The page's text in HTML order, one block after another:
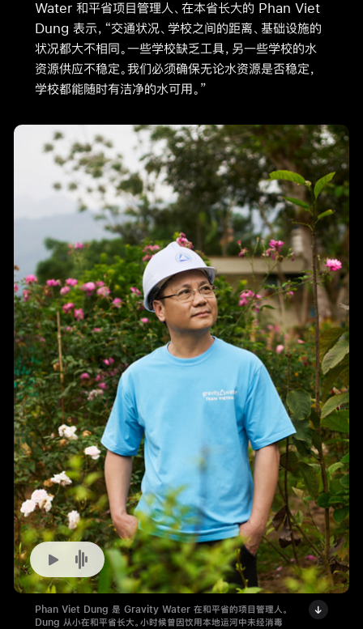
Water 和平省项目管理人、在本省长大的 Phan Viet
Dung 表示，“交通状况、学校之间的距离、基础设施的
状况都大不相同。一些学校缺乏工具，另一些学校的水
资源供应不稳定。我们必须确保无论水资源是否稳定，
学校都能随时有洁净的水可用。”
放
-
Phan Viet Dung 是 Gravity Water 在和平省的项目管理人。
Dung 从小在和平省长大。小时候曾因饮用本地运河中未经消毒